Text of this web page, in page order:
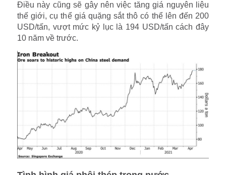
Điều này cũng sẽ gây nên việc tăng giá nguyên liệu
thế giới, cụ thể giá quặng sắt thô có thể lên đến 200
USD/tấn, vượt mức kỷ lục là 194 USD/tấn cách đây
10 năm về trước.